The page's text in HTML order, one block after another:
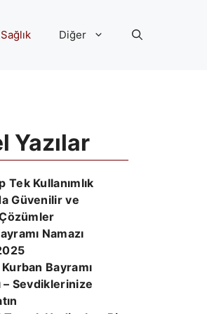
Sağlık Diğer
Yazılar
Tek Kullanımlık
Güvenilir ve
Namazı
Bayramı
– Sevdiklerinize